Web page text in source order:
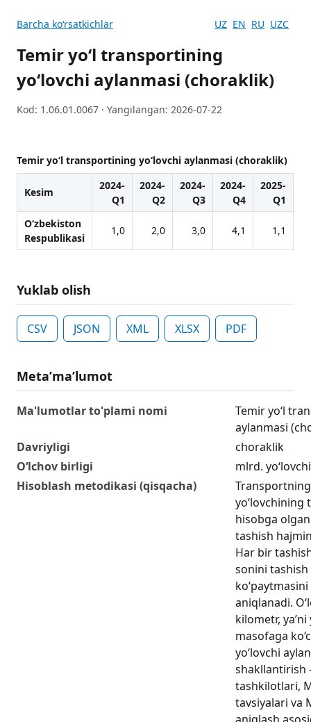
Barcha koʻrsatkichlar UZ EN RU UZC
Temir yo‘l transportining
yo‘lovchi aylanmasi (choraklik)
Kod: 1.06.01.0067 · Yangilangan: 2026-07-22
Temir yo‘l transportining yo‘lovchi aylanmasi (choraklik)
Kesim
2024-
Q1
2024-
Q2
2024-
Q3
2024-
Q4
2025-
Q1
O‘zbekiston
Respublikasi
1,0 2,0 3,0 4,1 1,1
Yuklab olish
CSV JSON XML XLSX PDF
Metaʼmaʼlumot
Ma'lumotlar to'plami nomi
Temir yo‘l
aylanmasi
Davriyligi
choraklik
O‘lchov birligi
mlrd.
Hisoblash metodikasi (qisqacha)
Transportning
yo‘lovchining
hisobga
tashish
Har bir
sonini
aniqlanadi.
kilometr,
masofaga
yo‘lovchi
shakllantirish
tashkilotlari,
tavsiyalari va